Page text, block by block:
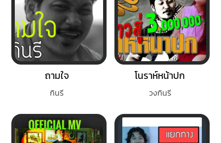
ถามใจ
กินรี
โนราห์หน้าปก
วงกินรี